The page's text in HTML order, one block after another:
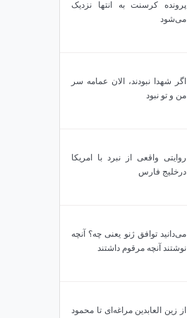
پرونده کرسنت به انتها نزدیک
می‌شود
اگر شهدا نبودند، الان عمامه سر
من و تو نبود
روایتی واقعی از نبرد با امریکا
درخلیج فارس
می‌دانید توافق ژنو یعنی چه؟ آنچه
نوشتند آنچه مرقوم داشتند
از زین العابدین مراغه‌ای تا محمود